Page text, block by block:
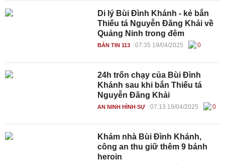
Di lý Bùi Đình Khánh - kẻ bắn
Thiếu tá Nguyễn Đăng Khải về
Quảng Ninh trong đêm
BẢN TIN 113 07:35 19/04/2025 0
24h trốn chạy của Bùi Đình
Khánh sau khi bắn Thiếu tá
Nguyễn Đăng Khải
AN NINH HÌNH SỰ 07:13 19/04/2025 0
Khám nhà Bùi Đình Khánh,
công an thu giữ thêm 9 bánh
heroin